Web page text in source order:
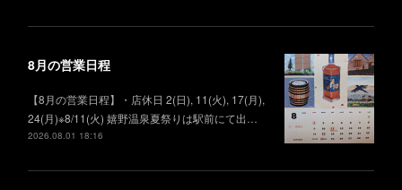
8月の営業日程
【8月の営業日程】・店休日 2(日), 11(火), 17(月),
24(月)※8/11(火) 嬉野温泉夏祭りは駅前にて出…
2026.08.01 18:16